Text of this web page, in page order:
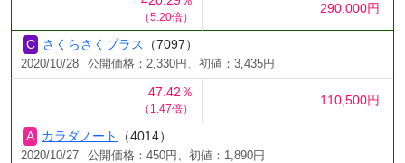
（5.20倍）
290,000円
さくらさくプラス （7097）
2020/10/28 公開価格：2,330円、初値：3,435円
47.42％
（1.47倍）
110,500円
カラダノート （4014）
2020/10/27 公開価格：450円、初値：1,890円